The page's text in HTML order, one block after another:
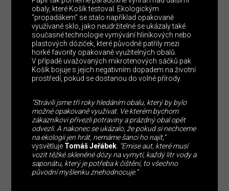
obaly, které Košík testoval. Ekologickým
“propadákem” se stalo například opakovaně
využívané sklo, jako neudržitelné se ukázaly také
současné technologie vymývání hliníkových nebo
plastových dóziček, které původně patřily mezi
horké favority opakovaně využitelných obalů.
V případě uvažovaných mikrotenových sáčků pak
Košík bojuje s jejich negativním dopadem na životní
prostředí, pokud se dostanou do volné přírody.
“Strávili jsme tři roky hledáním obalu, který by bylo
možné opakovaně využívat. Ve kterém bychom
zákazníkovi přivezli potraviny a prázdný obal opět
odvezli. A nakonec se ukázalo, že pokud si nechceme
na ekologii jen hrát, nemáme šanci ho najít,”
vysvětluje Tomáš Jeřábek “Emise aut, které musí
vozit těžké skleněné dózy na vymytí, každý litr vody a
saponátu, který je potřeba k čištění, to všechno
původní myšlenku znehodnocuje.”